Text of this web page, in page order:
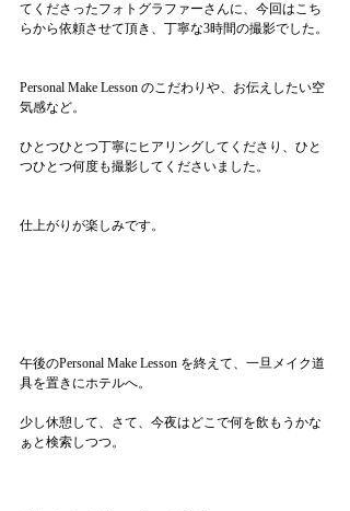
てくださったフォトグラファーさんに、今回はこち
らから依頼させて頂き、丁寧な3時間の撮影でした。
Personal Make Lesson のこだわりや、お伝えしたい空
気感など。
ひとつひとつ丁寧にヒアリングしてくださり、ひと
つひとつ何度も撮影してくださいました。
仕上がりが楽しみです。
午後のPersonal Make Lesson を終えて、一旦メイク道
具を置きにホテルへ。
少し休憩して、さて、今夜はどこで何を飲もうかな
ぁと検索しつつ。